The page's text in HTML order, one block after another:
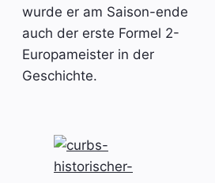
wurde er am Saison-ende
auch der erste Formel 2-
Europameister in der
Geschichte.